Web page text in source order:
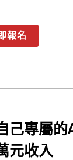
己專屬的
元收入
報名